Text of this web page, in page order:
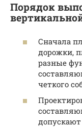
Порядок
Сначала
дорожки,
разные
четкого